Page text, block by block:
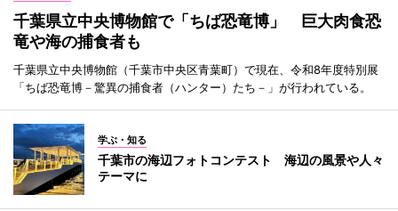
千葉県立中央博物館で「ちば恐竜博」 巨大肉食恐
竜や海の捕食者も
千葉県立中央博物館（千葉市中央区青葉町）で現在、令和8年度特別展
「ちば恐竜博－驚異の捕食者（ハンター）たち－」が行われている。
学ぶ・知る
千葉市の海辺フォトコンテスト 海辺の風景や人々
テーマに